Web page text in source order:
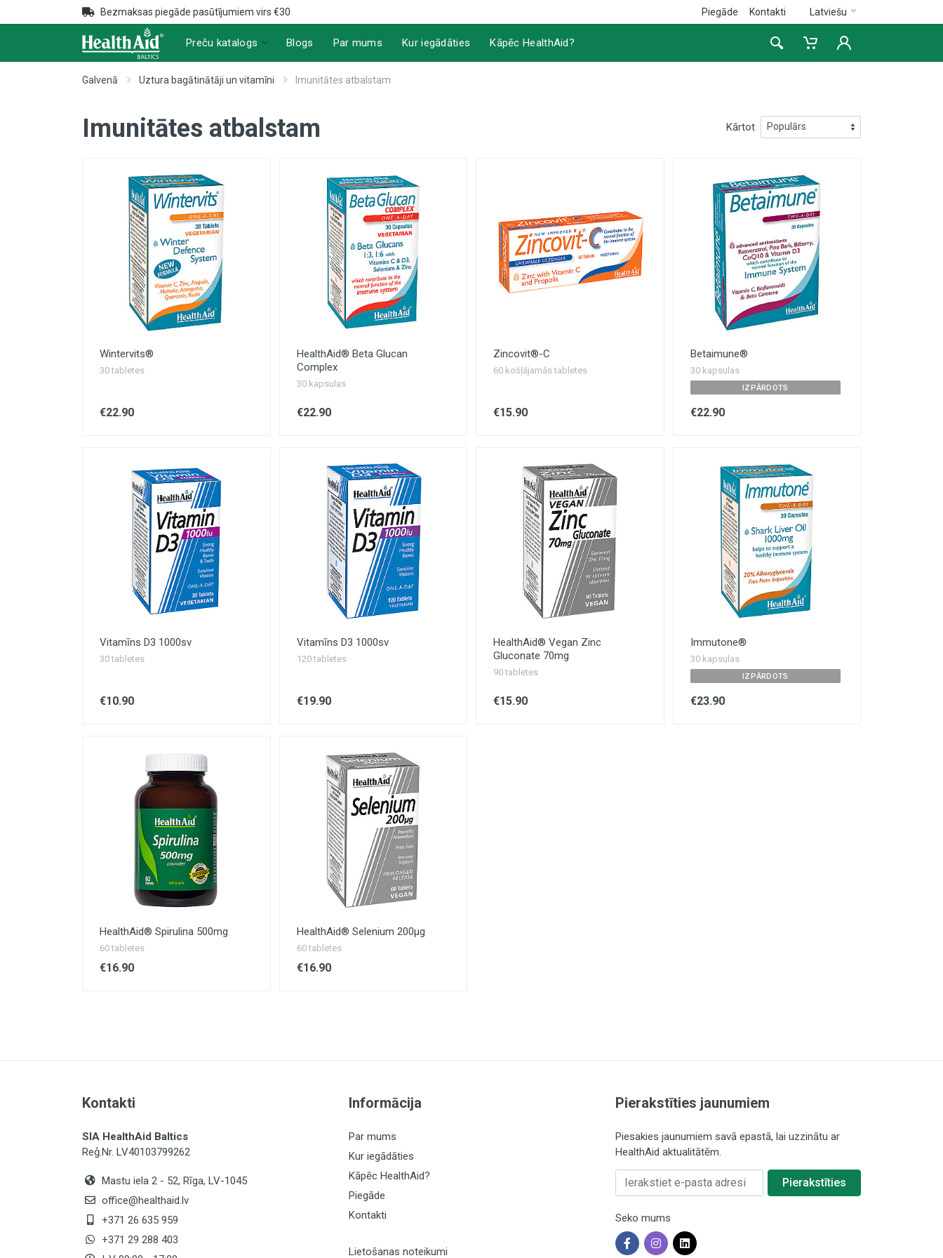
Bezmaksas piegāde pasūtījumiem virs €30 Piegāde Kontakti Latviešu
Preču katalogs Blogs Par mums Kur iegādāties Kāpēc HealthAid?
Galvenā Uztura bagātinātāji un vitamīni Imunitātes atbalstam
Imunitātes atbalstam Kārtot
Wintervits®
30 tabletes
€22.90
HealthAid® Beta Glucan
Complex
30 kapsulas
€22.90
Zincovit®-C
60 košļājamās tabletes
€15.90
Betaimune®
30 kapsulas
IZPĀRDOTS
€22.90
Vitamīns D3 1000sv
30 tabletes
€10.90
Vitamīns D3 1000sv
120 tabletes
€19.90
HealthAid® Vegan Zinc
Gluconate 70mg
90 tabletes
€15.90
Immutone®
30 kapsulas
IZPĀRDOTS
€23.90
HealthAid® Spirulina 500mg
60 tabletes
€16.90
HealthAid® Selenium 200µg
60 tabletes
€16.90
Kontakti
SIA HealthAid Baltics
Reģ.Nr. LV40103799262
Mastu iela 2 - 52, Rīga, LV-1045
office@healthaid.lv
+371 26 635 959
+371 29 288 403
Informācija
Par mums
Kur iegādāties
Kāpēc HealthAid?
Piegāde
Kontakti
Lietošanas noteikumi
Pierakstīties jaunumiem
Piesakies jaunumiem savā epastā, lai uzzinātu ar
HealthAid aktualitātēm.
Ierakstiet e-pasta adresi Pierakstīties
Seko mums